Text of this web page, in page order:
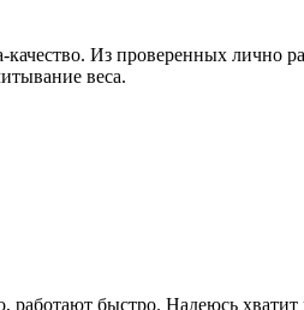
Из проверенных лично
веса.
быстро. Надеюсь